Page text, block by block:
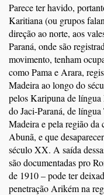
Parece ter havido,
Karitiana (ou grupos
direção ao norte, aos
Paraná, onde são
movimento, tenham
como Pama e Arara,
Madeira ao longo do
pelos Karipuna de língua
do Jaci-Paraná, de
Madeira e pela região
Abunã, e que
século XX. A saída
são documentadas pro
de 1910 – pode ter
penetração Arikém na